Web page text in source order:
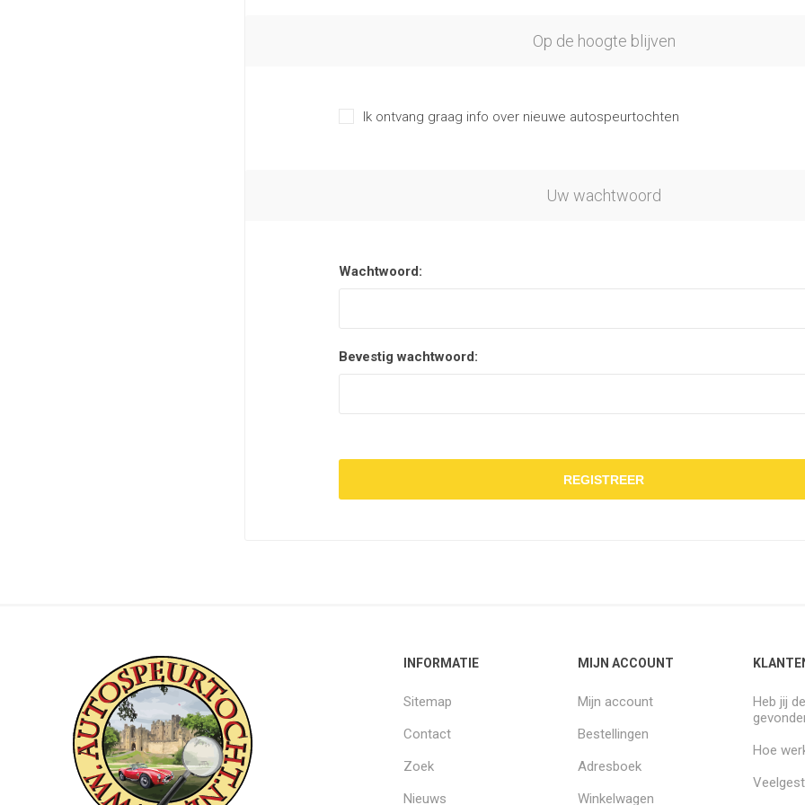
Op de hoogte blijven
Ik ontvang graag info over nieuwe autospeurtochten
Uw wachtwoord
Wachtwoord:
Bevestig wachtwoord:
REGISTREER
INFORMATIE
Sitemap
Contact
Zoek
Nieuws
MIJN ACCOUNT
Mijn account
Bestellingen
Adresboek
Winkelwagen
Heb jij
Hoe